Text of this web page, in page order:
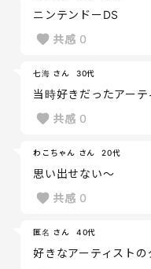
ニンテンドーDS
共感 0
七海 さん 30代
当時好きだったアーテ
共感 0
わこちゃん さん 20代
思い出せない〜
共感 0
匿名 さん 40代
好きなアーティストの